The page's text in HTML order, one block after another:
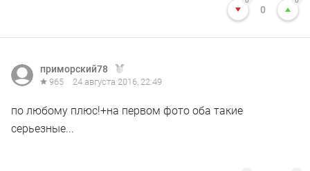
0
приморский78
965 24 августа 2016, 22:49
по любому плюс!+на первом фото оба такие
серьезные...